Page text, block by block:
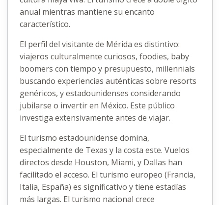
anual mientras mantiene su encanto
característico.
El perfil del visitante de Mérida es distintivo:
viajeros culturalmente curiosos, foodies, baby
boomers con tiempo y presupuesto, millennials
buscando experiencias auténticas sobre resorts
genéricos, y estadounidenses considerando
jubilarse o invertir en México. Este público
investiga extensivamente antes de viajar.
El turismo estadounidense domina,
especialmente de Texas y la costa este. Vuelos
directos desde Houston, Miami, y Dallas han
facilitado el acceso. El turismo europeo (Francia,
Italia, España) es significativo y tiene estadías
más largas. El turismo nacional crece